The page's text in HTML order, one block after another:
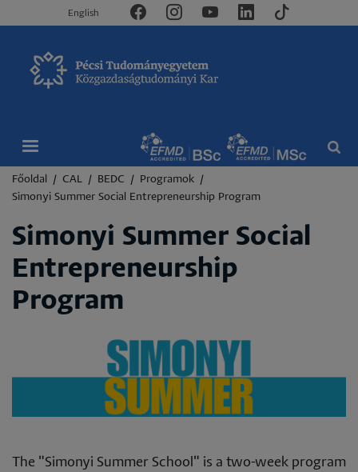
English
Morzsa
Főoldal CAL BEDC
Programok
Simonyi Summer Social Entrepreneurship Program
Simonyi Summer Social
Entrepreneurship
Program
The "Simonyi Summer School" is a two-week program